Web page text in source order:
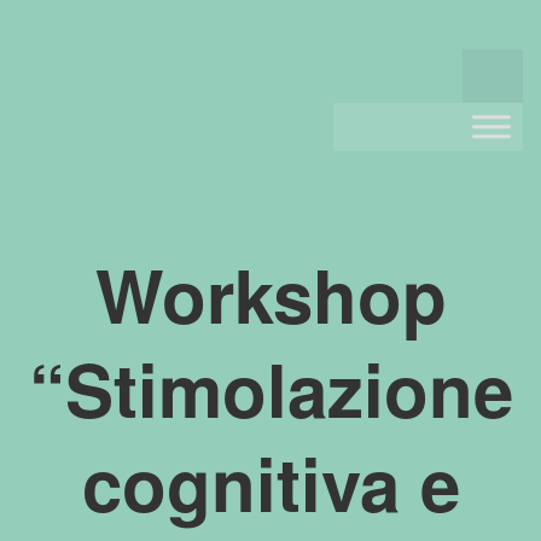
Workshop
“Stimolazione
cognitiva e